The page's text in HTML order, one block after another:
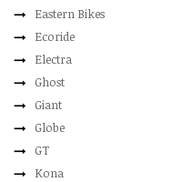
Eastern Bikes
Ecoride
Electra
Ghost
Giant
Globe
GT
Kona